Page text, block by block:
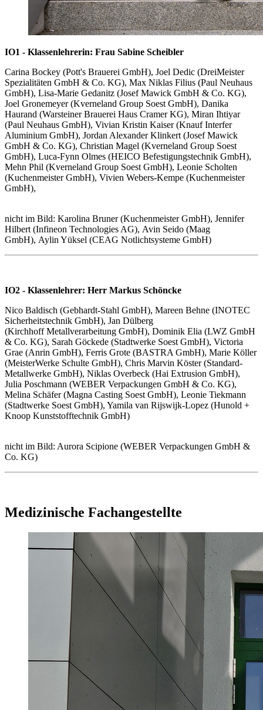
IO1 - Klassenlehrerin: Frau Sabine Scheibler
Carina Bockey (Pott's Brauerei GmbH), Joel Dedic (DreiMeister
Spezialitäten GmbH & Co. KG), Max Niklas Filius (Paul Neuhaus
GmbH), Lisa-Marie Gedanitz (Josef Mawick GmbH & Co. KG),
Joel Gronemeyer (Kverneland Group Soest GmbH), Danika
Haurand (Warsteiner Brauerei Haus Cramer KG), Miran Ihtiyar
(Paul Neuhaus GmbH), Vivian Kristin Kaiser (Knauf Interfer
Aluminium GmbH), Jordan Alexander Klinkert (Josef Mawick
GmbH & Co. KG), Christian Magel (Kverneland Group Soest
GmbH), Luca-Fynn Olmes (HEICO Befestigungstechnik GmbH),
Mehn Phil (Kverneland Group Soest GmbH), Leonie Scholten
(Kuchenmeister GmbH), Vivien Webers-Kempe (Kuchenmeister
GmbH),
nicht im Bild: Karolina Bruner (Kuchenmeister GmbH), Jennifer
Hilbert (Infineon Technologies AG), Avin Seido (Maag
GmbH), Aylin Yüksel (CEAG Notlichtsysteme GmbH)
IO2 - Klassenlehrer: Herr Markus Schöncke
Nico Baldisch (Gebhardt-Stahl GmbH), Mareen Behne (INOTEC
Sicherheitstechnik GmbH), Jan Dülberg
(Kirchhoff Metallverarbeitung GmbH), Dominik Elia (LWZ GmbH
& Co. KG), Sarah Göckede (Stadtwerke Soest GmbH), Victoria
Grae (Anrin GmbH), Ferris Grote (BASTRA GmbH), Marie Köller
(MeisterWerke Schulte GmbH), Chris Marvin Köster (Standard-
Metallwerke GmbH), Niklas Overbeck (Hai Extrusion GmbH),
Julia Poschmann (WEBER Verpackungen GmbH & Co. KG),
Melina Schäfer (Magna Casting Soest GmbH), Leonie Tiekmann
(Stadtwerke Soest GmbH), Yamila van Rijswijk-Lopez (Hunold +
Knoop Kunststofftechnik GmbH)
nicht im Bild: Aurora Scipione (WEBER Verpackungen GmbH &
Co. KG)
Medizinische Fachangestellte